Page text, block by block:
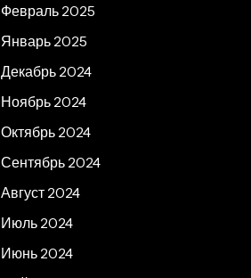
Февраль 2025
Январь 2025
Декабрь 2024
Ноябрь 2024
Октябрь 2024
Сентябрь 2024
Август 2024
Июль 2024
Июнь 2024